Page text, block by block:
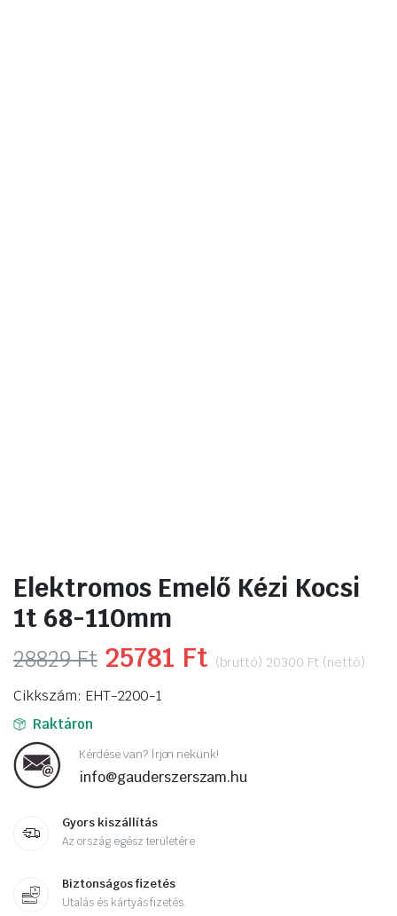
Elektromos Emelő Kézi Kocsi
1t 68-110mm
28829Ft Original
price
28829 Ft.
25781 Ft Current
25781 Ft.
(bruttó) 20300 Ft (nettó)
Cikkszám: EHT-2200-1
Raktáron
Kérdése van? Írjon nekünk!
info@gauderszerszam.hu
Gyors kiszállítás
Az ország egész területére
Biztonságos fizetés
Utalás és kártyás fizetés.